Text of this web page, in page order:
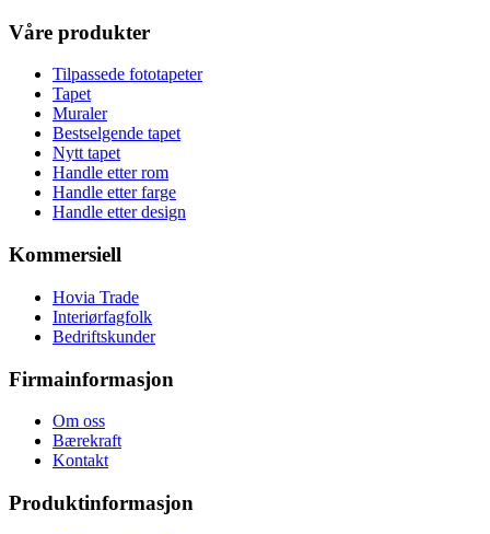
Våre produkter
Tilpassede fototapeter
Tapet
Muraler
Bestselgende tapet
Nytt tapet
Handle etter rom
Handle etter farge
Handle etter design
Kommersiell
Hovia Trade
Interiørfagfolk
Bedriftskunder
Firmainformasjon
Om oss
Bærekraft
Kontakt
Produktinformasjon